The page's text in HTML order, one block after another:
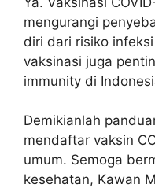
mengurangi
diri dari risiko
vaksinasi juga
immunity di
Demikianlah
mendaftar vaksin
umum. Semoga
kesehatan, Kawan